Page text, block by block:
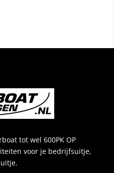
tot wel 600PK OP
voor je bedrijfsuitje,